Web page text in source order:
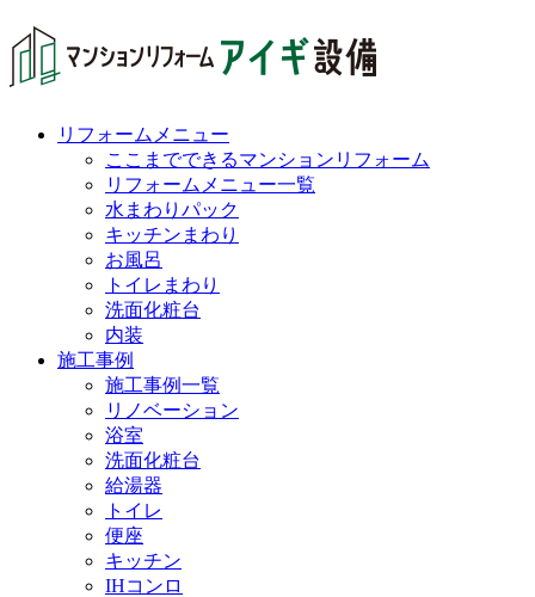
リフォームメニュー
ここまでできるマンションリフォーム
リフォームメニュー一覧
水まわりパック
キッチンまわり
お風呂
トイレまわり
洗面化粧台
内装
施工事例
施工事例一覧
リノベーション
浴室
洗面化粧台
給湯器
トイレ
便座
キッチン
IHコンロ